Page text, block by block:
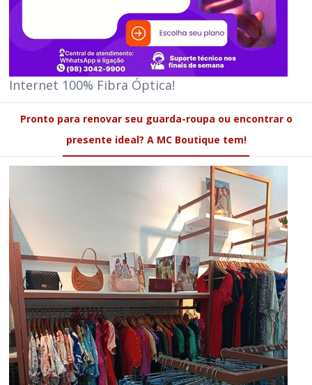
Internet 100% Fibra Óptica!
Pronto para renovar seu guarda-roupa ou encontrar o
presente ideal? A MC Boutique tem!